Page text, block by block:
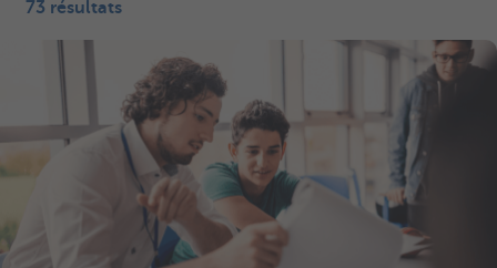
73 résultats